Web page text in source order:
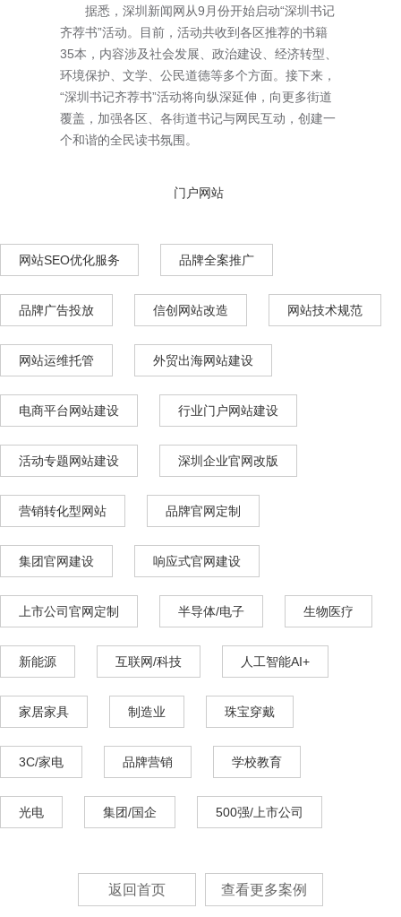
据悉，深圳新闻网从9月份开始启动“深圳书记
齐荐书”活动。目前，活动共收到各区推荐的书籍
35本，内容涉及社会发展、政治建设、经济转型、
环境保护、文学、公民道德等多个方面。接下来，
“深圳书记齐荐书”活动将向纵深延伸，向更多街道
覆盖，加强各区、各街道书记与网民互动，创建一
个和谐的全民读书氛围。
门户网站
网站SEO优化服务 品牌全案推广
品牌广告投放 信创网站改造 网站技术规范
网站运维托管 外贸出海网站建设
电商平台网站建设 行业门户网站建设
活动专题网站建设 深圳企业官网改版
营销转化型网站 品牌官网定制
集团官网建设 响应式官网建设
上市公司官网定制 半导体/电子 生物医疗
新能源 互联网/科技 人工智能AI+
家居家具 制造业 珠宝穿戴
3C/家电 品牌营销 学校教育
光电 集团/国企 500强/上市公司
返回首页 查看更多案例